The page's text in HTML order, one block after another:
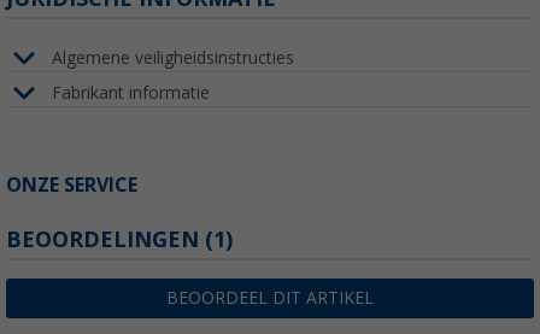
Algemene veiligheidsinstructies
Fabrikant informatie
ONZE SERVICE
BEOORDELINGEN (1)
BEOORDEEL DIT ARTIKEL